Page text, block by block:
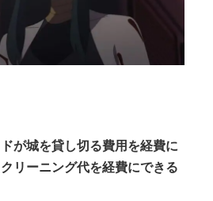
が城を貸し切る費用を経費に
リーニング代を経費にできる